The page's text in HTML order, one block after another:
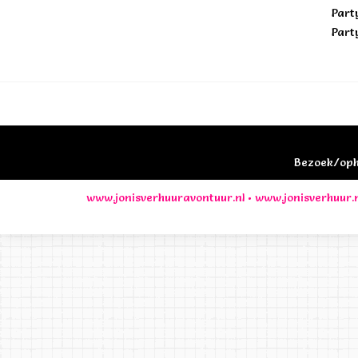
Bezoek/
www.jonisverhuuravontuur.nl •